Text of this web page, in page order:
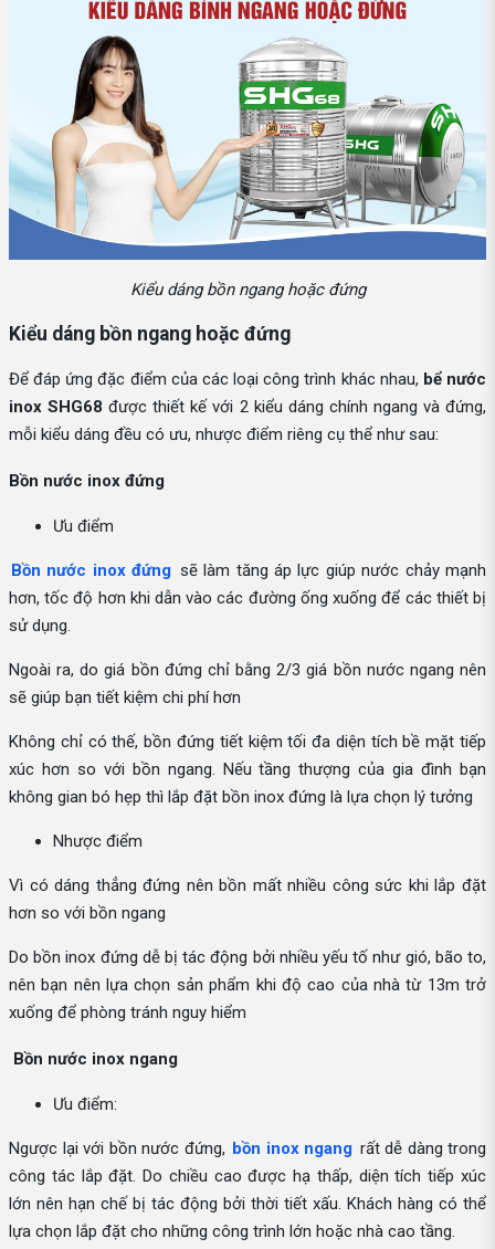
Kiểu dáng bồn ngang hoặc đứng
Kiểu dáng bồn ngang hoặc đứng
Để đáp ứng đặc điểm của các loại công trình khác nhau, bể nước
inox SHG68 được thiết kế với 2 kiểu dáng chính ngang và đứng,
mỗi kiểu dáng đều có ưu, nhược điểm riêng cụ thể như sau:
Bồn nước inox đứng
Ưu điểm
Bồn nước inox đứng sẽ làm tăng áp lực giúp nước chảy mạnh
hơn, tốc độ hơn khi dẫn vào các đường ống xuống để các thiết bị
sử dụng.
Ngoài ra, do giá bồn đứng chỉ bằng 2/3 giá bồn nước ngang nên
sẽ giúp bạn tiết kiệm chi phí hơn
Không chỉ có thế, bồn đứng tiết kiệm tối đa diện tích bề mặt tiếp
xúc hơn so với bồn ngang. Nếu tầng thượng của gia đình bạn
không gian bó hẹp thì lắp đặt bồn inox đứng là lựa chọn lý tưởng
Nhược điểm
Vì có dáng thẳng đứng nên bồn mất nhiều công sức khi lắp đặt
hơn so với bồn ngang
Do bồn inox đứng dễ bị tác động bởi nhiều yếu tố như gió, bão to,
nên bạn nên lựa chọn sản phẩm khi độ cao của nhà từ 13m trở
xuống để phòng tránh nguy hiểm
Bồn nước inox ngang
Ưu điểm:
Ngược lại với bồn nước đứng, bồn inox ngang rất dễ dàng trong
công tác lắp đặt. Do chiều cao được hạ thấp, diện tích tiếp xúc
lớn nên hạn chế bị tác động bởi thời tiết xấu. Khách hàng có thể
lựa chọn lắp đặt cho những công trình lớn hoặc nhà cao tầng.